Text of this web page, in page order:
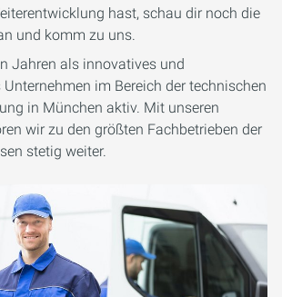
hast, schau dir noch die
und komm zu uns.
Jahren als innovatives und
im Bereich der technischen
in München aktiv. Mit unseren
wir zu den größten Fachbetrieben der
stetig weiter.